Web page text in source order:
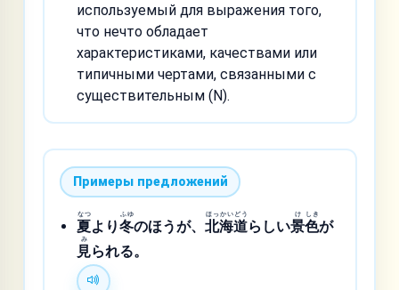
используемый для выражения того,
что нечто обладает
характеристиками, качествами или
типичными чертами, связанными с
существительным (N).
Примеры предложений
夏
なつ
より冬
ふゆ
のほうが、北
ほっ
海
かい
道
どう
らしい景
け
色
しき
が
見
み
られる。